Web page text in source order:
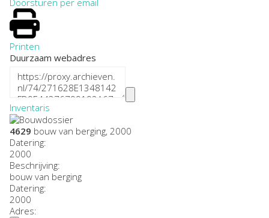
Printen
Duurzaam webadres
Inventaris
4629 bouw van berging, 2000
Datering:
2000
Beschrijving:
bouw van berging
Datering:
2000
Adres: